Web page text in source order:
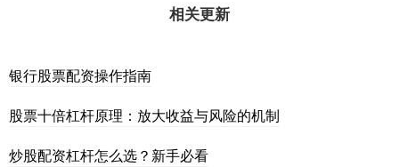
相关更新
银行股票配资操作指南
股票十倍杠杆原理：放大收益与风险的机制
炒股配资杠杆怎么选？新手必看